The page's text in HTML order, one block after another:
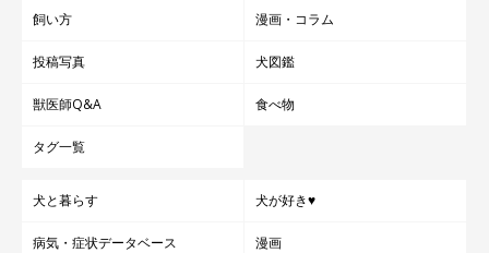
飼い方 漫画・コラム
投稿写真 犬図鑑
獣医師Q&A 食べ物
タグ一覧
犬と暮らす 犬が好き♥
病気・症状データベース 漫画